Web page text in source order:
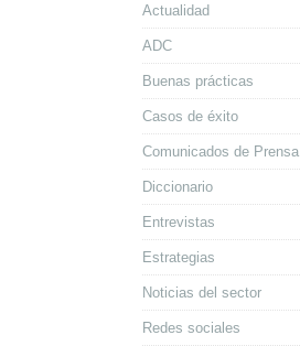
Actualidad
ADC
Buenas prácticas
Casos de éxito
Comunicados de Prensa
Diccionario
Entrevistas
Estrategias
Noticias del sector
Redes sociales